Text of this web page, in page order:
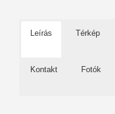
Leírás Térkép
Kontakt Fotók